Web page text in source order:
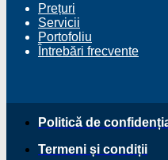
Prețuri
Servicii
Portofoliu
Întrebări frecvente
Politică de
Termeni și condiții